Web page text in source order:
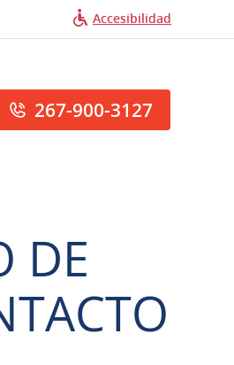
Accesibilidad
267-900-3127
DE